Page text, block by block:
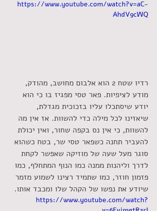
https://www.youtube.com/watch?v=aC-
AhdV9cWQ
רדיו שטח 2 הוא אלבום מחושב, מהודק,
מודע לציפיות. פאר טסי מפגיז בו כי הוא
יודע שיסתכלו עליו בזכוכית מגדלת,
שיאזינו לכל מילה כדי להשוות. אז אין מה
להשוות, כי אין נס בקפה שחור, ואין יכולת
להעביר תחנה כשפאר טסי שר, בטח כשהוא
סוגר מעל שעה של מוזיקה שאפשר לקחת
לדרך וליהנות ממנה כמו הנוף המתחלף, כמו
פזמון חוזר, כמו שתמיד רצינו לשמוע מזמר
שיודע את נפשו של הקהל שלו ומכבד אותו.
https://www.youtube.com/watch?